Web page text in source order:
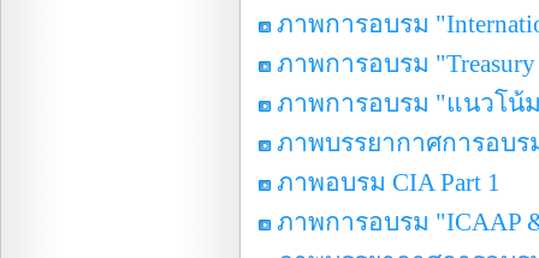
ภาพการอบรม
ภาพการอบรม "Treasury
ภาพการอบรม "แนวโน้
ภาพบรรยากาศการอบ
ภาพอบรม CIA Part 1
ภาพการอบรม "ICAAP